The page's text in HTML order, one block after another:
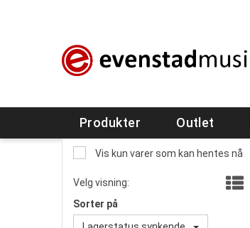
Produkter Outlet
Vis kun varer som kan hentes nå
Velg visning:
Sorter på